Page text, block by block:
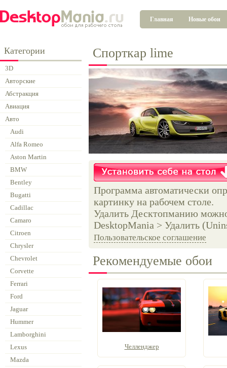
Главная Новые обои
Категории
3D
Авторские
Абстракция
Авиация
Авто
Audi
Alfa Romeo
Aston Martin
BMW
Bentley
Bugatti
Cadillac
Camaro
Citroen
Chrysler
Chevrolet
Corvette
Ferrari
Ford
Jaguar
Hummer
Lamborghini
Lexus
Mazda
Спорткар lime
Программа автоматически
картинку на рабочем столе.
Удалить Десктопманию
DesktopMania > Удалить
Пользовательское соглашение
Рекомендуемые обои
Челленджер